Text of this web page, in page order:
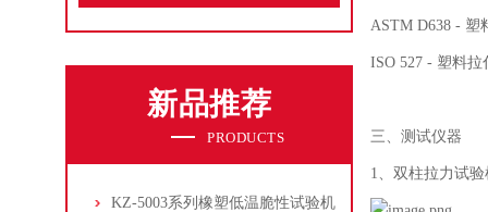
新品推荐
PRODUCTS
KZ-5003系列橡塑低温脆性试验机
ASTM D638 - 塑
ISO 527 - 塑料拉
三、测试仪器
1、双柱拉力试验